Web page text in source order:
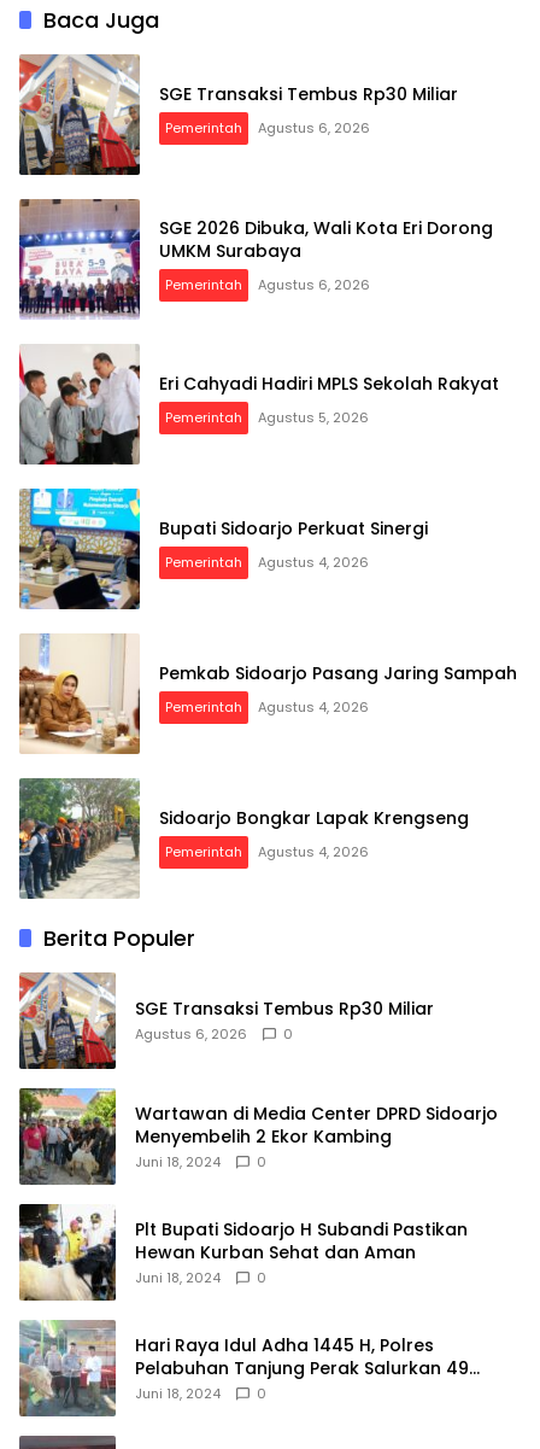
Baca Juga
SGE Transaksi Tembus Rp30 Miliar
Pemerintah Agustus 6, 2026
SGE 2026 Dibuka, Wali Kota Eri Dorong
UMKM Surabaya
Pemerintah Agustus 6, 2026
Eri Cahyadi Hadiri MPLS Sekolah Rakyat
Pemerintah Agustus 5, 2026
Bupati Sidoarjo Perkuat Sinergi
Pemerintah Agustus 4, 2026
Pemkab Sidoarjo Pasang Jaring Sampah
Pemerintah Agustus 4, 2026
Sidoarjo Bongkar Lapak Krengseng
Pemerintah Agustus 4, 2026
Berita Populer
SGE Transaksi Tembus Rp30 Miliar
Agustus 6, 2026 0
Wartawan di Media Center DPRD Sidoarjo
Menyembelih 2 Ekor Kambing
Juni 18, 2024 0
Plt Bupati Sidoarjo H Subandi Pastikan
Hewan Kurban Sehat dan Aman
Juni 18, 2024 0
Hari Raya Idul Adha 1445 H, Polres
Pelabuhan Tanjung Perak Salurkan 49
Hewan Korban.
Juni 18, 2024 0